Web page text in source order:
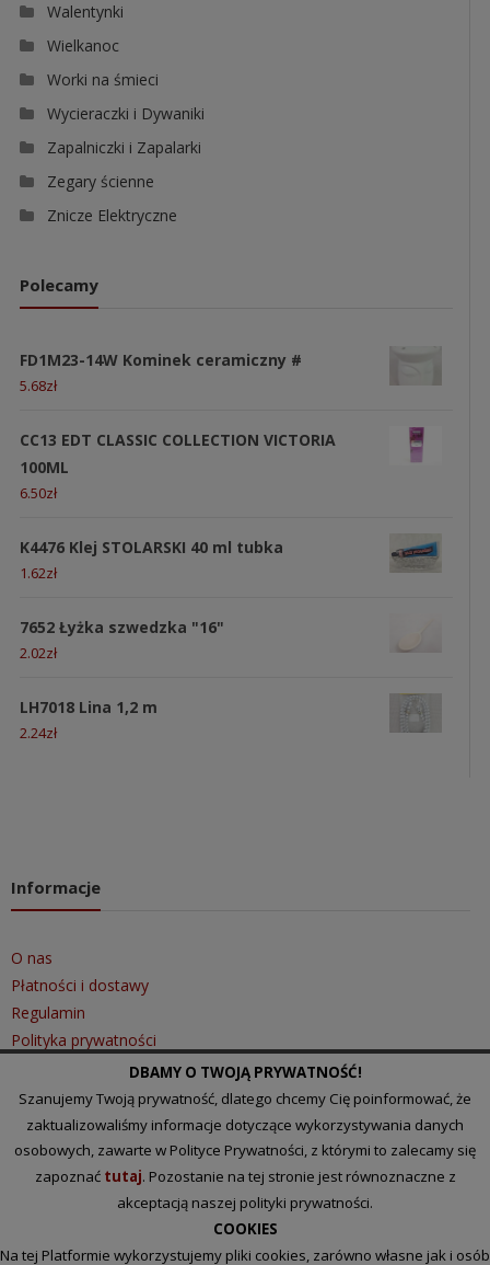
Walentynki
Wielkanoc
Worki na śmieci
Wycieraczki i Dywaniki
Zapalniczki i Zapalarki
Zegary ścienne
Znicze Elektryczne
Polecamy
FD1M23-14W Kominek ceramiczny #
5.68zł
CC13 EDT CLASSIC COLLECTION VICTORIA
100ML
6.50zł
K4476 Klej STOLARSKI 40 ml tubka
1.62zł
7652 Łyżka szwedzka "16"
2.02zł
LH7018 Lina 1,2 m
2.24zł
Informacje
O nas
Płatności i dostawy
Regulamin
Polityka prywatności
Szybki kontakt
Tel.: 510 097 101
biuro@lakihurt.pl
DBAMY O TWOJĄ PRYWATNOŚĆ!
Szanujemy Twoją prywatność, dlatego chcemy Cię poinformować, że
zaktualizowaliśmy informacje dotyczące wykorzystywania danych
osobowych, zawarte w Polityce Prywatności, z którymi to zalecamy się
zapoznać tutaj. Pozostanie na tej stronie jest równoznaczne z
akceptacją naszej polityki prywatności.
COOKIES
Na tej Platformie wykorzystujemy pliki cookies, zarówno własne jak i osób